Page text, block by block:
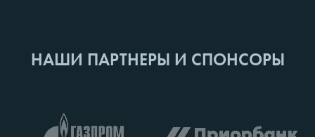
НАШИ ПАРТНЕРЫ И СПОНСОРЫ